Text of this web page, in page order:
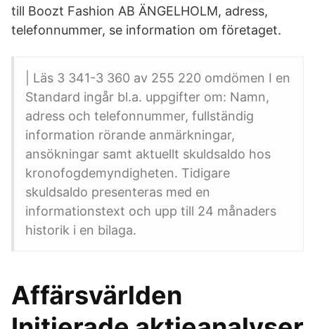
till Boozt Fashion AB ÄNGELHOLM, adress,
telefonnummer, se information om företaget.
| Läs 3 341-3 360 av 255 220 omdömen I en
Standard ingår bl.a. uppgifter om: Namn,
adress och telefonnummer, fullständig
information rörande anmärkningar,
ansökningar samt aktuellt skuldsaldo hos
kronofogdemyndigheten. Tidigare
skuldsaldo presenteras med en
informationstext och upp till 24 månaders
historik i en bilaga.
Affärsvärlden